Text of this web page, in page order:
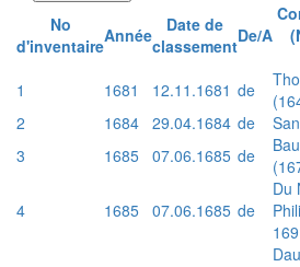
No
d'inventaireAnnée
Date de
classementDe/A
1
1681 12.11.1681 de
2
1684 29.04.1684 de
3
1685 07.06.1685 de
4 1685 07.06.1685 de
Du